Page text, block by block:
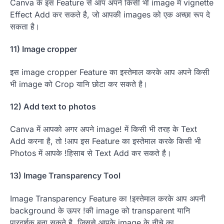
Canva के इस Feature से आप अपने किसी भी image में vignette
Effect Add कर सकते है, जो आपकी images को एक अच्छा रूप दे
सकता है।
11) Image cropper
इस image cropper Feature का इस्तेमाल करके आप अपने किसी
भी image को Crop यानि छोटा कर सकते है।
12) Add text to photos
Canva में आपको अगर अपने image! में किसी भी तरह के Text
Add करना है, तो !आप इस Feature का इस्तेमाल करके किसी भी
Photos में आपके !हिसाब से Text Add कर सकते है।
13) Image Transparency Tool
Image Transparency Feature का !इस्तेमाल करके आप अपनी
background के ऊपर !की image को transparent यानि